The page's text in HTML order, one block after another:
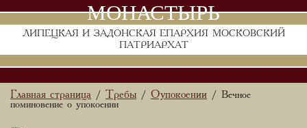
МОНАСТЫРЬ
ЛИПЕЦКАЯ И ЗАДОНСКАЯ ЕПАРХИЯ МОСКОВСКИЙ
ПАТРИАРХАТ
Главная страница / Требы / О упокоении / Вечное
поминовение о упокоении